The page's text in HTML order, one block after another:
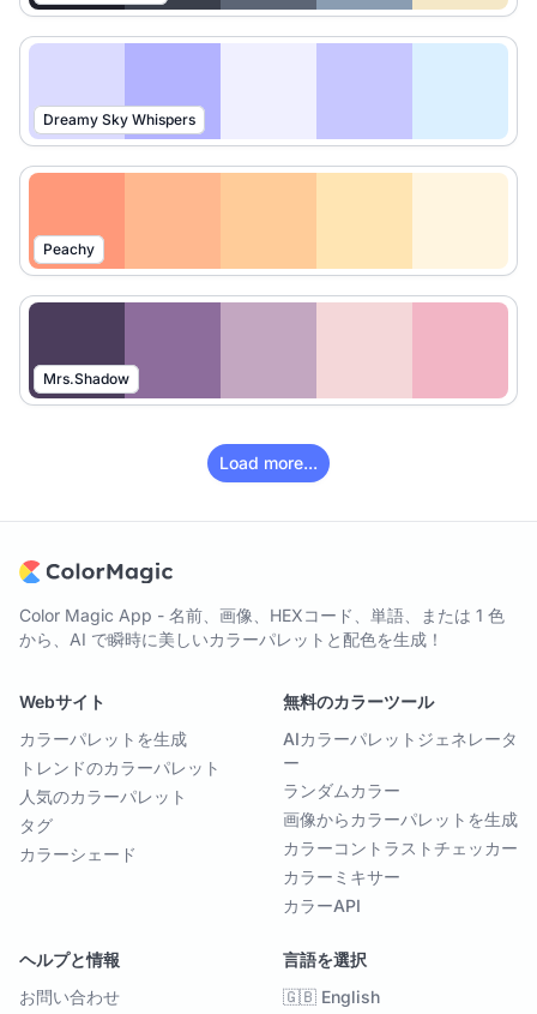
Dreamy Sky Whispers
Peachy
Mrs.Shadow
Load more...
Color Magic App - 名前、画像、HEXコード、単語、または 1 色
から、AI で瞬時に美しいカラーパレットと配色を生成！
Webサイト
カラーパレットを生成
トレンドのカラーパレット
人気のカラーパレット
タグ
カラーシェード
無料のカラーツール
AIカラーパレットジェネレータ
ー
ランダムカラー
画像からカラーパレットを生成
カラーコントラストチェッカー
カラーミキサー
カラーAPI
ヘルプと情報
お問い合わせ
言語を選択
🇬🇧 English